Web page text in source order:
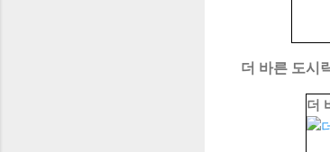
더 바른 도시
더